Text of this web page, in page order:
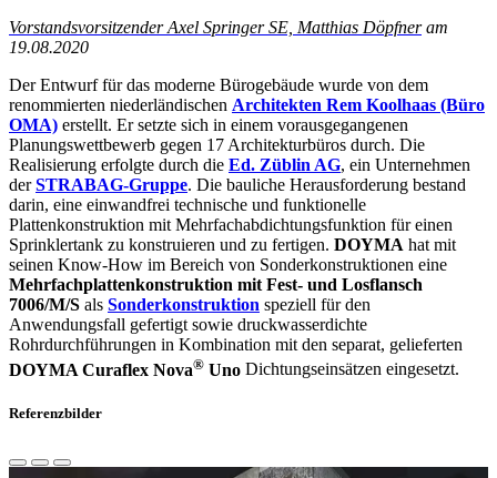
Vorstandsvorsitzender Axel Springer SE, Matthias Döpfneram
19.08.2020
Der Entwurf für das moderne Bürogebäude wurde von dem
renommierten niederländischen Architekten Rem Koolhaas (Büro
OMA) erstellt. Er setzte sich in einem vorausgegangenen
Planungswettbewerb gegen 17 Architekturbüros durch. Die
Realisierung erfolgte durch die Ed. Züblin AG, ein Unternehmen
derSTRABAG-Gruppe. Die bauliche Herausforderung bestand
darin, eine einwandfrei technische und funktionelle
Plattenkonstruktion mit Mehrfachabdichtungsfunktion für einen
Sprinklertank zu konstruieren und zu fertigen. DOYMA hat mit
seinen Know-How im Bereich von Sonderkonstruktionen eine
Mehrfachplattenkonstruktion mit Fest- und Losflansch
7006/M/S als Sonderkonstruktion speziell für den
Anwendungsfall gefertigt sowie druckwasserdichte
Rohrdurchführungen in Kombination mit den separat, gelieferten
DOYMA Curaflex Nova® Uno Dichtungseinsätzen eingesetzt.
Referenzbilder